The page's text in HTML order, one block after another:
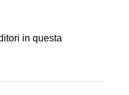
in questa